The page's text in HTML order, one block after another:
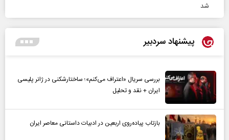
شد
پیشنهاد سردبیر
بررسی سریال «اعتراف می‌کنم»؛ ساختارشکنی در ژانر پلیسی
ایران + نقد و تحلیل
بازتاب پیاده‌روی اربعین در ادبیات داستانی معاصر ایران